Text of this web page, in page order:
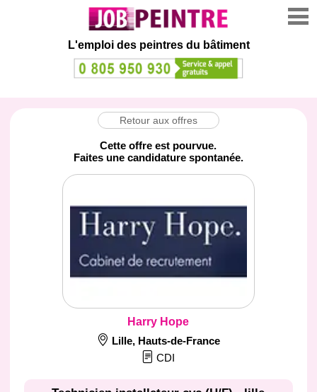
L'emploi des peintres du bâtiment
Retour aux offres
Cette offre est pourvue.
Faites une candidature spontanée.
Harry Hope
Lille, Hauts-de-France
CDI